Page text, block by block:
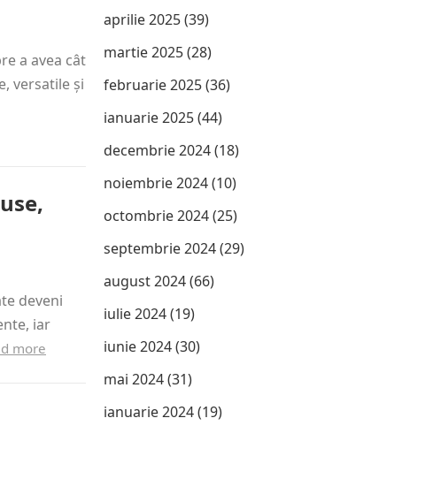
a avea cât
versatile și
deveni
iar
more
aprilie 2025(39)
martie 2025(28)
februarie 2025(36)
ianuarie 2025(44)
decembrie 2024(18)
noiembrie 2024(10)
octombrie 2024(25)
septembrie 2024(29)
august 2024(66)
iulie 2024(19)
iunie 2024(30)
mai 2024(31)
ianuarie 2024(19)